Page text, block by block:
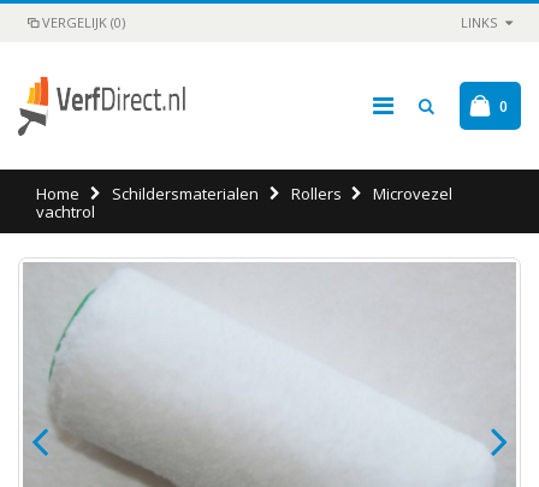
VERGELIJK (0) LINKS
0
Home Schildersmaterialen Rollers
Microvezel
vachtrol